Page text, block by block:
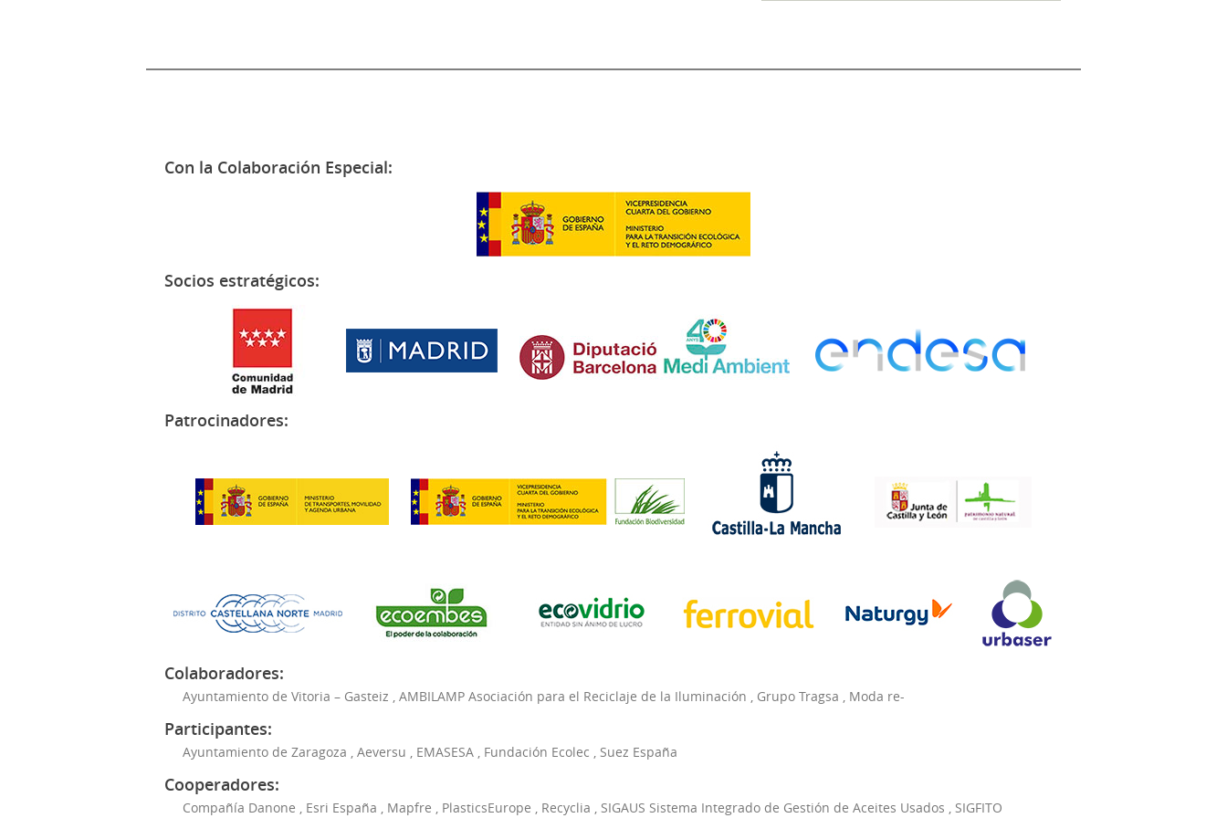
Con la Colaboración Especial:
Socios estratégicos:
Patrocinadores:
Colaboradores:
Ayuntamiento de Vitoria – Gasteiz AMBILAMP Asociación para el Reciclaje de la Iluminación Grupo Tragsa Moda re-
Participantes:
Ayuntamiento de Zaragoza Aeversu EMASESA Fundación Ecolec Suez España
Cooperadores:
Compañía Danone Esri España Mapfre PlasticsEurope Recyclia SIGAUS Sistema Integrado de Gestión de Aceites Usados
SIGFITO